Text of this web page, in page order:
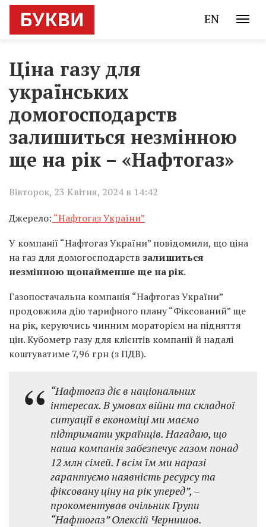
EN
Ціна газу для
українських
домогосподарств
залишиться незмінною
ще на рік – «Нафтогаз»
Вівторок, 23 Квітня, 2024 в 14:42
Джерело: “Нафтогаз України”
У компанії “Нафтогаз України” повідомили, що ціна
на газ для домогосподарств залишиться
незмінною щонайменше ще на рік.
Газопостачальна компанія “Нафтогаз України”
продовжила дію тарифного плану “Фіксований” ще
на рік, керуючись чинним мораторієм на підняття
цін. Кубометр газу для клієнтів компанії й надалі
коштуватиме 7,96 грн (з ПДВ).
“Нафтогаз діє в національних
інтересах. В умовах війни та складної
ситуації в економіці ми маємо
підтримати українців. Нагадаю, що
наша компанія забезпечує газом понад
12 млн сімей. І всім їм ми наразі
гарантуємо наявність ресурсу та
фіксовану ціну на рік уперед”, –
прокоментував очільник Групи
“Нафтогаз” Олексій Чернишов.